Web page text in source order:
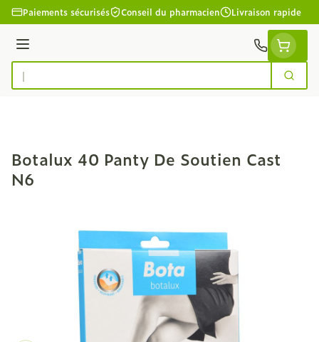
Aller au contenu
Paiements sécurisés Conseil du pharmacien Livraison rapide
Menu
Rechercher
Botalux 40 Panty De Soutien Cast
N6